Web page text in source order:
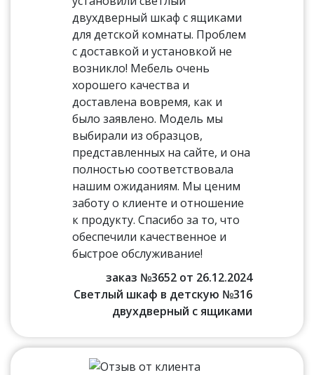
двухдверный шкаф с ящиками
для детской комнаты. Проблем
с доставкой и установкой не
возникло! Мебель очень
хорошего качества и
доставлена вовремя, как и
было заявлено. Модель мы
выбирали из образцов,
представленных на сайте, и она
полностью соответствовала
нашим ожиданиям. Мы ценим
заботу о клиенте и отношение
к продукту. Спасибо за то, что
обеспечили качественное и
быстрое обслуживание!
заказ №3652 от 26.12.2024
Светлый шкаф в детскую №316
двухдверный с ящиками